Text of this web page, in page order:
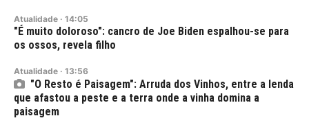
Atualidade · 14:05
"É muito doloroso": cancro de Joe Biden espalhou-se para
os ossos, revela filho
Atualidade · 13:56
"O Resto é Paisagem": Arruda dos Vinhos, entre a lenda
que afastou a peste e a terra onde a vinha domina a
paisagem